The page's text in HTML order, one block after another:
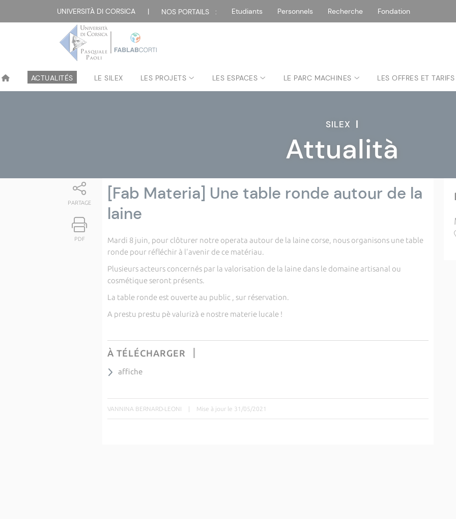
UNIVERSITÀ DI CORSICA | NOS PORTAILS : Etudiants Personnels Recherche Fondation
ACTUALITÉS LE SILEX LES PROJETS LES ESPACES LE PARC MACHINES LES OFFRES ET TARIFS
SILEX |
Attualità
PARTAGE
PDF
[Fab Materia] Une table ronde autour de la
laine
Mardi 8 juin, pour clôturer notre operata autour de la laine corse, nous organisons une table
ronde pour réfléchir à l'avenir de ce matériau.
Plusieurs acteurs concernés par la valorisation de la laine dans le domaine artisanal ou
cosmétique seront présents.
La table ronde est ouverte au public , sur réservation.
A prestu prestu pè valurizà e nostre materie lucale !
À TÉLÉCHARGER
affiche
VANNINA BERNARD-LEONI | Mise à jour le 31/05/2021